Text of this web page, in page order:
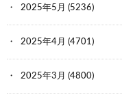
2025年5月 (5236)
2025年4月 (4701)
2025年3月 (4800)